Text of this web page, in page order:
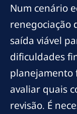
Num cenário
renegociação
saída viável
dificuldades
planejamento
avaliar quais
revisão. É